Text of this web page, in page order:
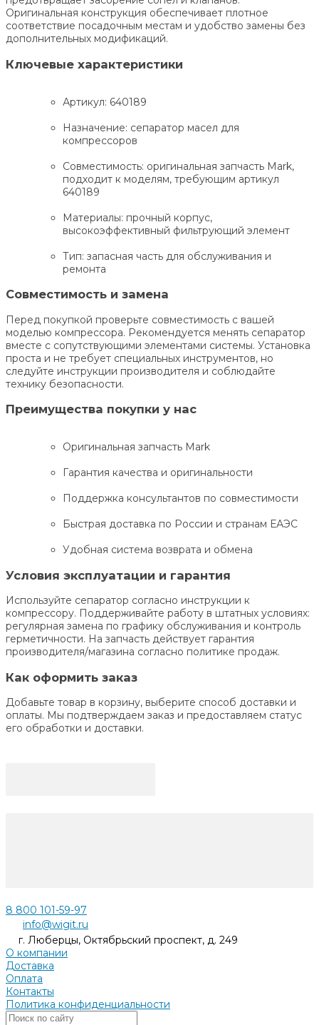
Оригинальная конструкция обеспечивает плотное
соответствие посадочным местам и удобство замены без
дополнительных модификаций.
Ключевые характеристики
Артикул: 640189
Назначение: сепаратор масел для
компрессоров
Совместимость: оригинальная запчасть Mark,
подходит к моделям, требующим артикул
640189
Материалы: прочный корпус,
высокоэффективный фильтрующий элемент
Тип: запасная часть для обслуживания и
ремонта
Совместимость и замена
Перед покупкой проверьте совместимость с вашей
моделью компрессора. Рекомендуется менять сепаратор
вместе с сопутствующими элементами системы. Установка
проста и не требует специальных инструментов, но
следуйте инструкции производителя и соблюдайте
технику безопасности.
Преимущества покупки у нас
Оригинальная запчасть Mark
Гарантия качества и оригинальности
Поддержка консультантов по совместимости
Быстрая доставка по России и странам ЕАЭС
Удобная система возврата и обмена
Условия эксплуатации и гарантия
Используйте сепаратор согласно инструкции к
компрессору. Поддерживайте работу в штатных условиях:
регулярная замена по графику обслуживания и контроль
герметичности. На запчасть действует гарантия
производителя/магазина согласно политике продаж.
Как оформить заказ
Добавьте товар в корзину, выберите способ доставки и
оплаты. Мы подтверждаем заказ и предоставляем статус
его обработки и доставки.
8 800 101-59-97
info@wigit.ru
г. Люберцы, Октябрьский проспект, д. 249
О компании
Доставка
Оплата
Контакты
Политика конфиденциальности